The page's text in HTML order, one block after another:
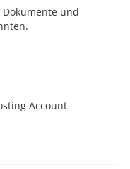
und
Account